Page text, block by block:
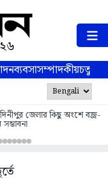
ব্যবসাসম্পাদকীয়
জেলার কিছু অংশে বজ্র-
সম্ভাবনা